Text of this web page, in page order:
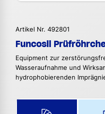
Artikel Nr. 492801
Funcosil
Equipment zur
Wasseraufnahme und
hydrophobierenden